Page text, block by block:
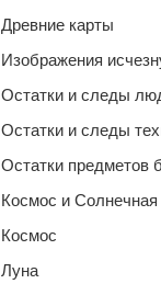
Древние карты
Изображения
Остатки и следы
Остатки и следы
Остатки предметов
Космос и Солнечная
Космос
Луна